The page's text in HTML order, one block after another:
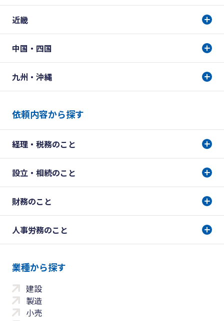
近畿
中国・四国
九州・沖縄
依頼内容から探す
経理・税務のこと
設立・相続のこと
財務のこと
人事労務のこと
業種から探す
建設
製造
小売